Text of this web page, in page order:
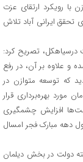
با رویکرد ارتقای عزت
تحقق ایرانی آباد تلاش
درسیاهکل، تصریح کرد:
و علاوه بر آن، در رفع
که توسعه متوازن در
پروژه با هزینه ۲۸ میلیارد تومان مورد بهره‌برداری قرار
افزایش چشمگیری
دهه مبارک فجر امسال
دولت در بخش دیلمان